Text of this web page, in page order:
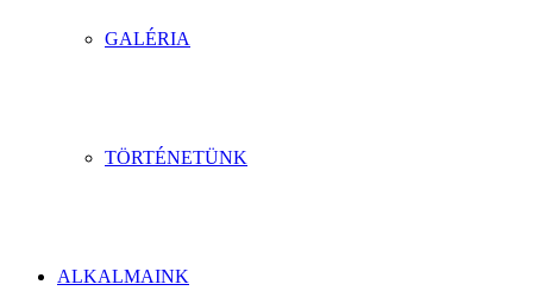
GALÉRIA
TÖRTÉNETÜNK
ALKALMAINK